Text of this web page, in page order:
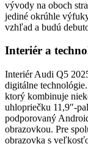
vývody na oboch
jediné okrúhle
vzhľad a budú
Interiér a
Interiér Audi Q5
digitálne
ktorý kombinuje
uhlopriečku 11,9″-
podporovaný
obrazovkou. Pre
obrazovka s